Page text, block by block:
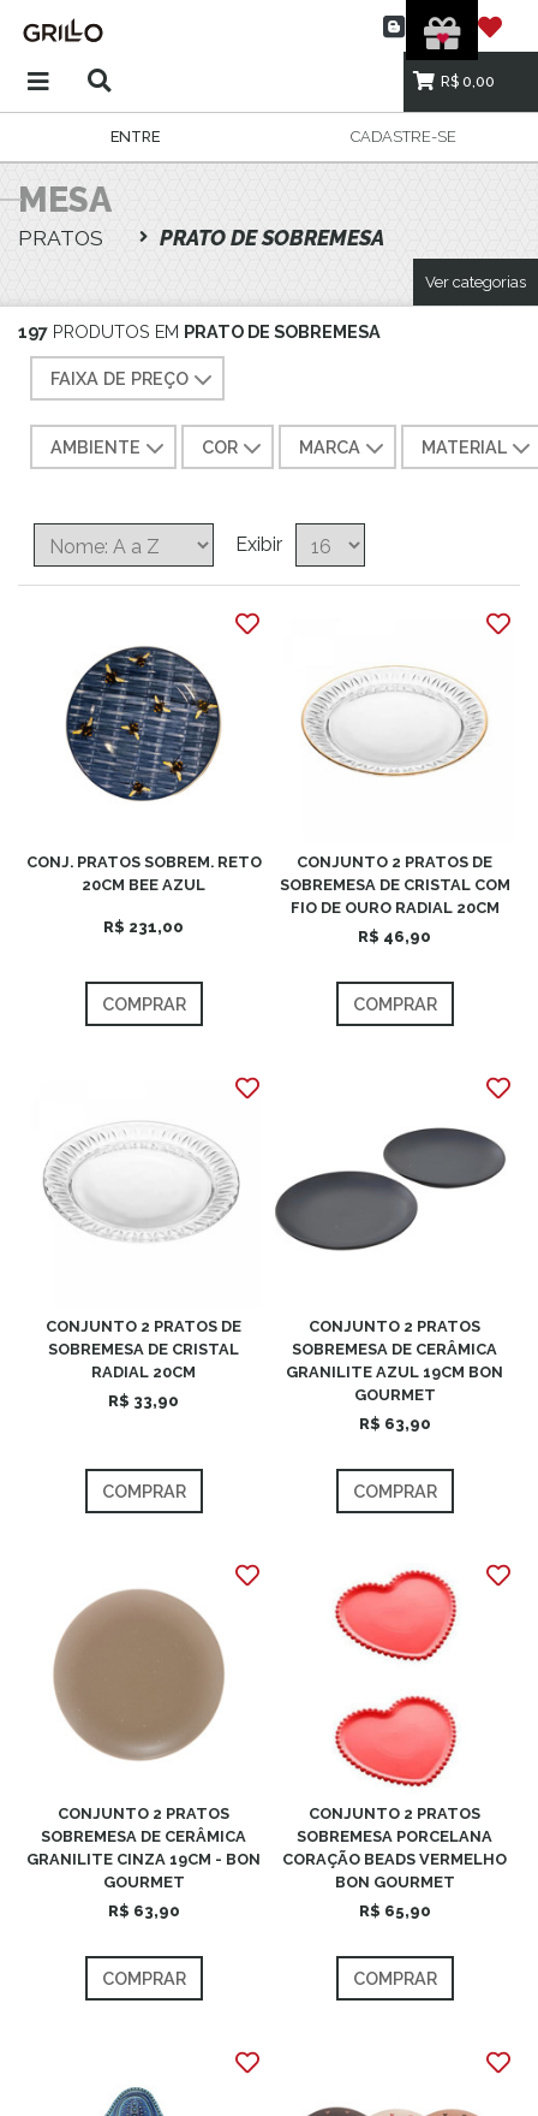
R$ 0,00
ENTRE CADASTRE-SE
MESA
PRATOS PRATO DE SOBREMESA
Ver categorias
197 PRODUTOS EM PRATO DE SOBREMESA
FAIXA DE PREÇO
AMBIENTE COR MARCA MATERIAL
Exibir
CONJ. PRATOS SOBREM. RETO
20CM BEE AZUL
R$ 231,00
COMPRAR
CONJUNTO 2 PRATOS DE
SOBREMESA DE CRISTAL COM
FIO DE OURO RADIAL 20CM
R$ 46,90
COMPRAR
CONJUNTO 2 PRATOS DE
SOBREMESA DE CRISTAL
RADIAL 20CM
R$ 33,90
COMPRAR
CONJUNTO 2 PRATOS
SOBREMESA DE CERÂMICA
GRANILITE AZUL 19CM BON
GOURMET
R$ 63,90
COMPRAR
CONJUNTO 2 PRATOS
SOBREMESA DE CERÂMICA
GRANILITE CINZA 19CM - BON
GOURMET
R$ 63,90
COMPRAR
CONJUNTO 2 PRATOS
SOBREMESA PORCELANA
CORAÇÃO BEADS VERMELHO
BON GOURMET
R$ 65,90
COMPRAR